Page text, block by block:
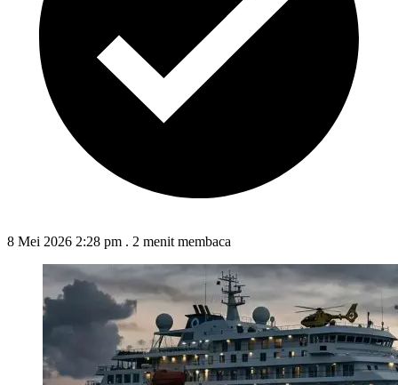
8 Mei 2026 2:28 pm . 2 menit membaca